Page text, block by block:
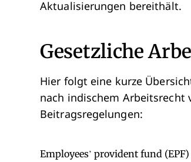
Aktualisierungen bereithält.
Gesetzliche
Hier folgt eine kurze
nach indischem Arbeitsrecht
Beitragsregelungen:
Employees’ provident fund (EPF)